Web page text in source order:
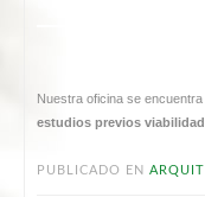
Nuestra oficina se
estudios previos
PUBLICADO EN